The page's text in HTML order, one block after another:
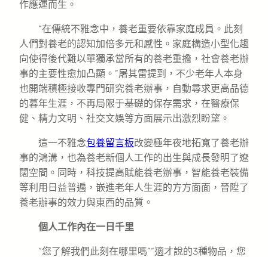
作應運而生。
“在傳統不雅念中，養老重要依靠家庭成員。此刻
人們對養老的認知加倍多元和感性。家庭構造小型化趨
向使得後代難以單獨承當所有的養老重擔，社會養老辦
事的主要性愈加凸顯。”屠其雷提到，不少老年人本身
也開端積極接收專門研究養老辦事，自動尋求更高品德
的暮年生涯，不再局限于基礎的保存需求，在醫療保
健、精力文明、社交文娛等方面展示出激烈盼望。
這一不雅念包養留言板改變極年夜地拓寬了養老辦
事的鴻溝，也為養老新個人工作的出生與成長發明了遼
闊空間。同時，科技提高賦能養老辦事，智能養老裝備
等利用日益普遍，嵌進老年人生涯的方方面面，晉陞了
養老辦事的效力與東西的品質。
個人工作內在一日千里
“您了解我們此刻在哪里嗎”“適才說的3種物品，您